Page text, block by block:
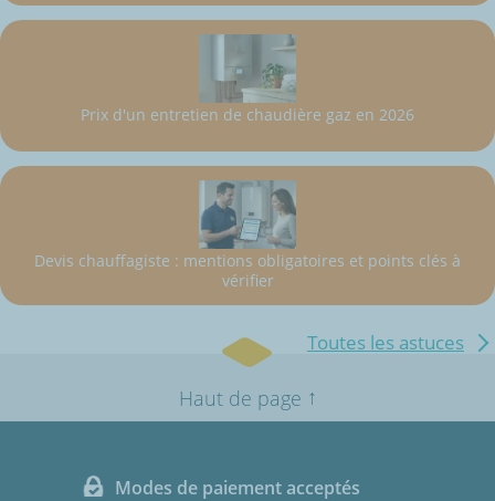
Prix d'un entretien de chaudière gaz en 2026
Devis chauffagiste : mentions obligatoires et points clés à
vérifier
Toutes les astuces
Haut de page ↑
Modes de paiement acceptés